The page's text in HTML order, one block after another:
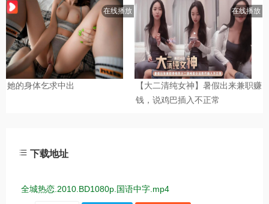
下载地址
全城热恋.2010.BD1080p.国语中字.mp4